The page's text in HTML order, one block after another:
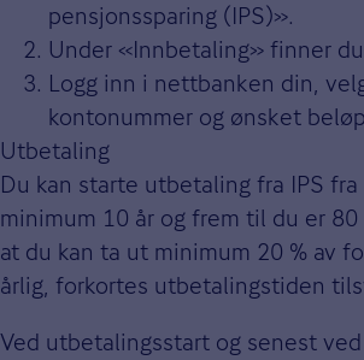
pensjonssparing (IPS)».
Under «Innbetaling» finner
Logg inn i nettbanken din,
kontonummer og ønsket
Utbetaling
Du kan starte utbetaling fra IPS
minimum 10 år og frem til du er
at du kan ta ut minimum 20 % av
årlig, forkortes utbetalingstiden
Ved utbetalingsstart og senest